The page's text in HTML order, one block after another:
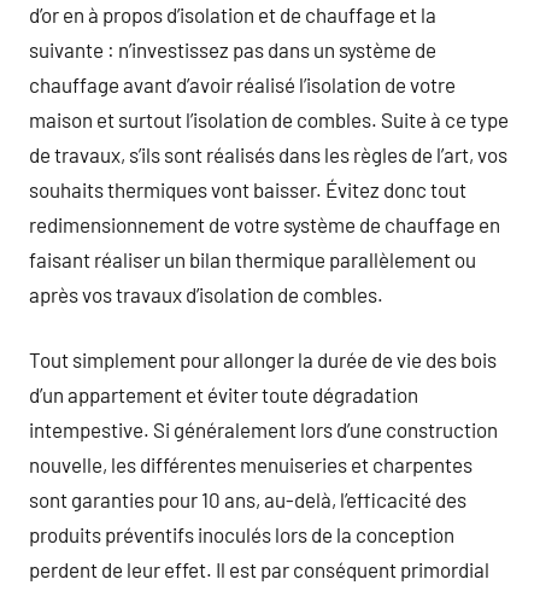
d’or en à propos d’isolation et de chauffage et la
suivante : n’investissez pas dans un système de
chauffage avant d’avoir réalisé l’isolation de votre
maison et surtout l’isolation de combles. Suite à ce type
de travaux, s’ils sont réalisés dans les règles de l’art, vos
souhaits thermiques vont baisser. Évitez donc tout
redimensionnement de votre système de chauffage en
faisant réaliser un bilan thermique parallèlement ou
après vos travaux d’isolation de combles.
Tout simplement pour allonger la durée de vie des bois
d’un appartement et éviter toute dégradation
intempestive. Si généralement lors d’une construction
nouvelle, les différentes menuiseries et charpentes
sont garanties pour 10 ans, au-delà, l’efficacité des
produits préventifs inoculés lors de la conception
perdent de leur effet. Il est par conséquent primordial